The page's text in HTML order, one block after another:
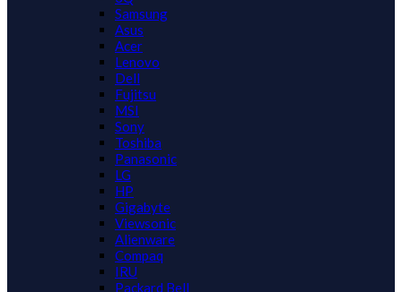
Samsung
Asus
Acer
Lenovo
Dell
Fujitsu
MSI
Sony
Toshiba
Panasonic
LG
HP
Gigabyte
Viewsonic
Alienware
Compaq
IRU
Packard Bell